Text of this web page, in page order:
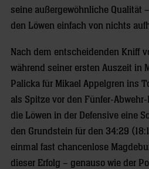
seine außergewöhnliche Qualität
den Löwen einfach von nichts
Nach dem entscheidenden Kniff
während seiner ersten Auszeit in
Palicka für Mikael Appelgren ins
als Spitze vor den Fünfer-
die Löwen in der Defensive eine
den Grundstein für den 34:29
einmal fast chancenlose
dieser Erfolg – genauso wie der